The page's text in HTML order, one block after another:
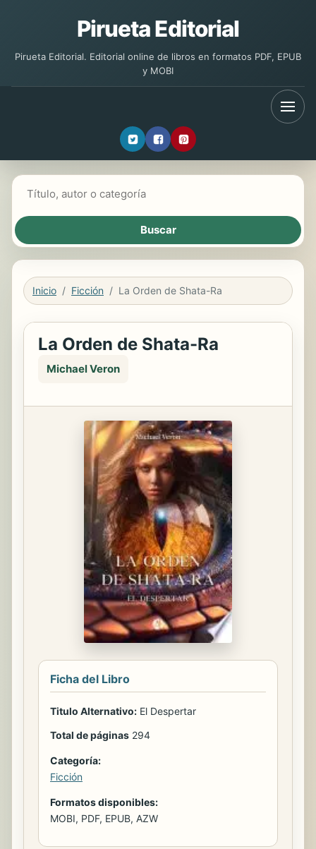
Pirueta Editorial
Pirueta Editorial. Editorial online de libros en formatos PDF, EPUB
y MOBI
Inicio Ficción La Orden de Shata-Ra
La Orden de Shata-Ra
Michael Veron
Ficha del Libro
Titulo Alternativo: El Despertar
Total de páginas 294
Categoría:
Ficción
Formatos disponibles:
MOBI, PDF, EPUB, AZW